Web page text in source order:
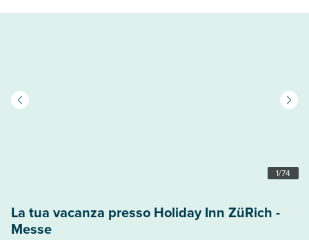
1/74
La tua vacanza presso Holiday Inn ZüRich -
Messe